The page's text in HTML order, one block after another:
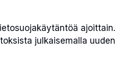
ajoittain.
julkaisemalla uuden